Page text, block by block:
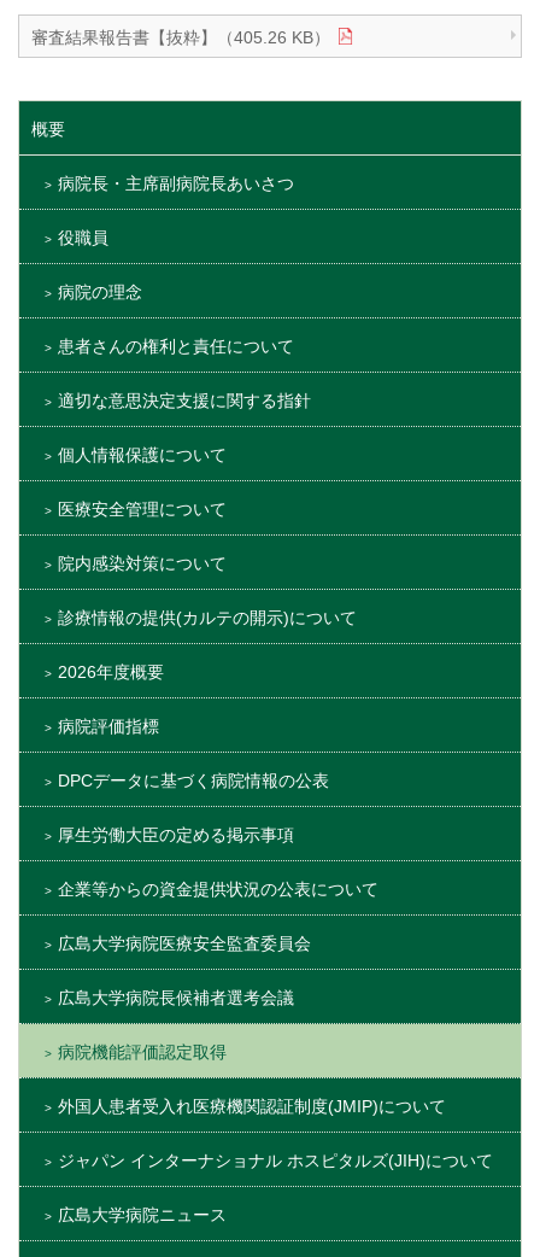
審査結果報告書【抜粋】（405.26 KB）
概要
病院長・主席副病院長あいさつ
役職員
病院の理念
患者さんの権利と責任について
適切な意思決定支援に関する指針
個人情報保護について
医療安全管理について
院内感染対策について
診療情報の提供(カルテの開示)について
2026年度概要
病院評価指標
DPCデータに基づく病院情報の公表
厚生労働大臣の定める掲示事項
企業等からの資金提供状況の公表について
広島大学病院医療安全監査委員会
広島大学病院長候補者選考会議
病院機能評価認定取得
外国人患者受入れ医療機関認証制度(JMIP)について
ジャパン インターナショナル ホスピタルズ(JIH)について
広島大学病院ニュース